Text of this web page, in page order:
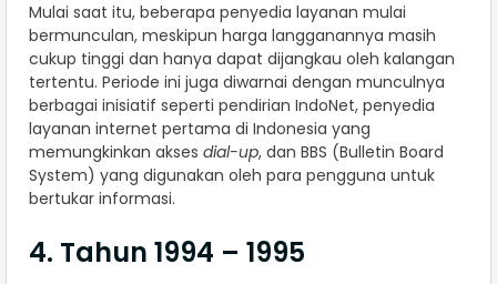
Mulai saat itu, beberapa penyedia layanan mulai
bermunculan, meskipun harga langganannya masih
cukup tinggi dan hanya dapat dijangkau oleh kalangan
tertentu. Periode ini juga diwarnai dengan munculnya
berbagai inisiatif seperti pendirian IndoNet, penyedia
layanan internet pertama di Indonesia yang
memungkinkan akses dial-up, dan BBS (Bulletin Board
System) yang digunakan oleh para pengguna untuk
bertukar informasi.
4. Tahun 1994 – 1995